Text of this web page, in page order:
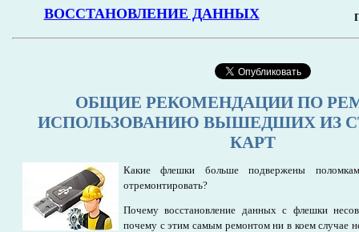
ОБЩИЕ РЕКОМЕНДАЦИИ ПО
ИСПОЛЬЗОВАНИЮ ВЫШЕДШИХ ИЗ
КАРТ
Какие флешки больше подвержены
отремонтировать?
Почему восстановление данных с флешки
почему с этим самым ремонтом ни в коем случае